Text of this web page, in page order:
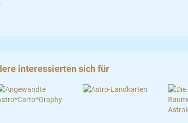
interessierten sich für